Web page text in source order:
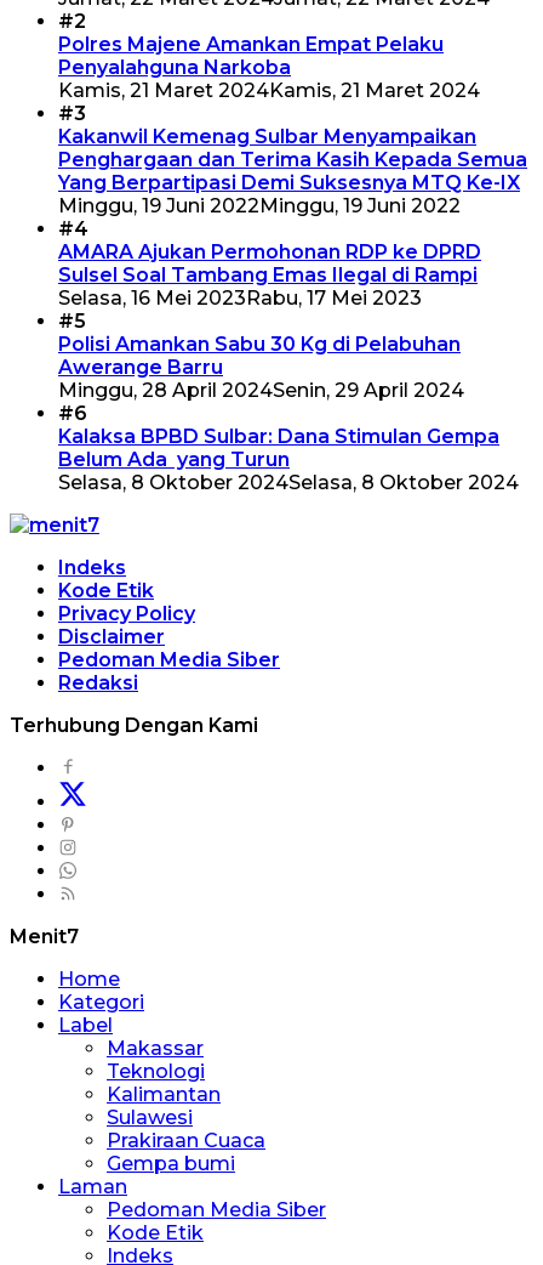
#2
Polres Majene Amankan Empat Pelaku
Penyalahguna Narkoba
Kamis, 21 Maret 2024Kamis, 21 Maret 2024
#3
Kakanwil Kemenag Sulbar Menyampaikan
Penghargaan dan Terima Kasih Kepada Semua
Yang Berpartipasi Demi Suksesnya MTQ Ke-IX
Minggu, 19 Juni 2022 Minggu, 19 Juni 2022
#4
AMARA Ajukan Permohonan RDP ke DPRD
Sulsel Soal Tambang Emas Ilegal di Rampi
Selasa, 16 Mei 2023 Rabu, 17 Mei 2023
#5
Polisi Amankan Sabu 30 Kg di Pelabuhan
Awerange Barru
Minggu, 28 April 2024Senin, 29 April 2024
#6
Kalaksa BPBD Sulbar: Dana Stimulan Gempa
Belum Ada yang Turun
Selasa, 8 Oktober 2024Selasa, 8 Oktober 2024
Indeks
Kode Etik
Privacy Policy
Disclaimer
Pedoman Media Siber
Redaksi
Terhubung Dengan Kami
Menit7
Home
Kategori
Label
Makassar
Teknologi
Kalimantan
Sulawesi
Prakiraan Cuaca
Gempa bumi
Laman
Pedoman Media Siber
Kode Etik
Indeks